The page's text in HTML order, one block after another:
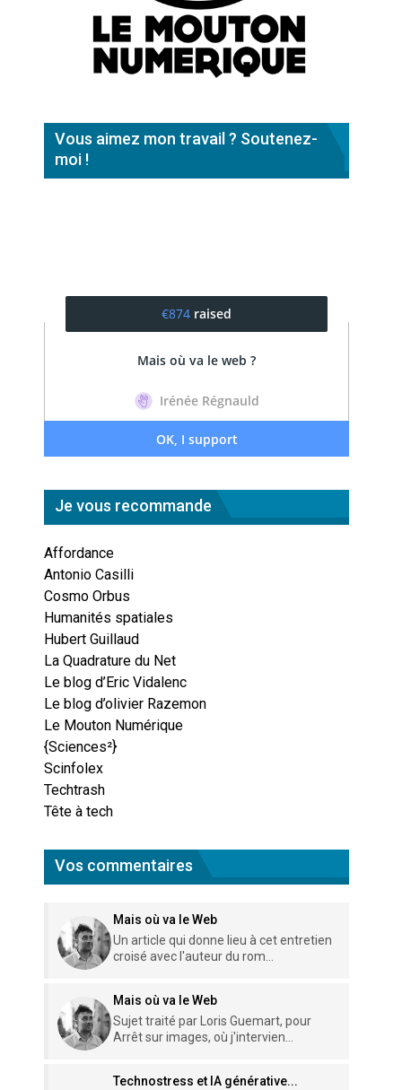
Vous aimez mon travail ? Soutenez-
moi !
Je vous recommande
Affordance
Antonio Casilli
Cosmo Orbus
Humanités spatiales
Hubert Guillaud
La Quadrature du Net
Le blog d’Eric Vidalenc
Le blog d’olivier Razemon
Le Mouton Numérique
{Sciences²}
Scinfolex
Techtrash
Tête à tech
Vos commentaires
Mais où va le Web
Un article qui donne lieu à cet entretien
croisé avec l'auteur du rom...
Mais où va le Web
Sujet traité par Loris Guemart, pour
Arrêt sur images, où j'intervien...
Technostress et IA générative...